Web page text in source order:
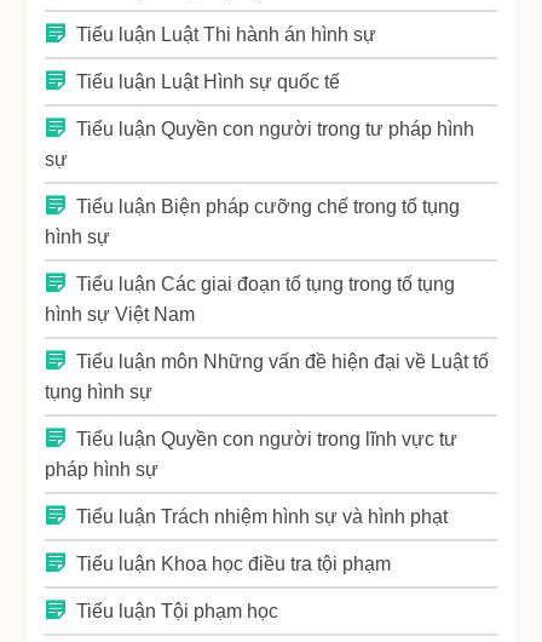
Tiểu luận Luật Thi hành án hình sự
Tiểu luận Luật Hình sự quốc tế
Tiểu luận Quyền con người trong tư pháp hình
sự
Tiểu luận Biện pháp cưỡng chế trong tố tụng
hình sự
Tiểu luận Các giai đoạn tố tụng trong tố tụng
hình sự Việt Nam
Tiểu luận môn Những vấn đề hiện đại về Luật tố
tụng hình sự
Tiểu luận Quyền con người trong lĩnh vực tư
pháp hình sự
Tiểu luận Trách nhiệm hình sự và hình phạt
Tiểu luận Khoa học điều tra tội phạm
Tiểu luận Tội phạm học